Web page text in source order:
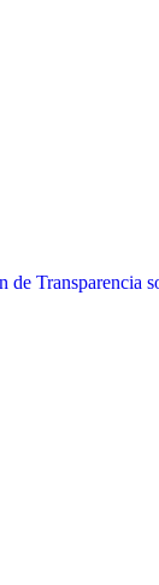
de Transparencia